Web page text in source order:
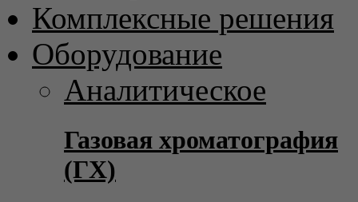
Комплексные решения
Оборудование
Аналитическое
Газовая хроматография
(ГХ)